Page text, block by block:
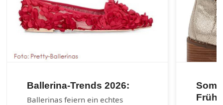
Ballerina-Trends 2026:
Ballerinas feiern ein echtes